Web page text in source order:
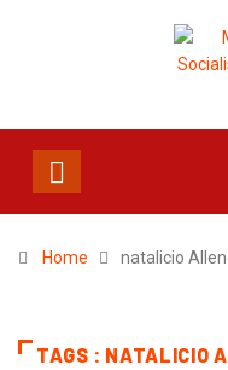
Home natalicio
TAGS : NATALICIO